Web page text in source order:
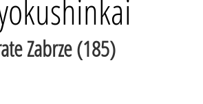
Zabrze (185)